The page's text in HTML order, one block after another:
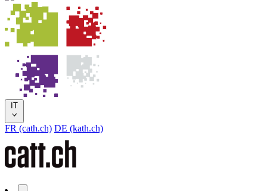
IT
FR (cath.ch) DE (kath.ch)